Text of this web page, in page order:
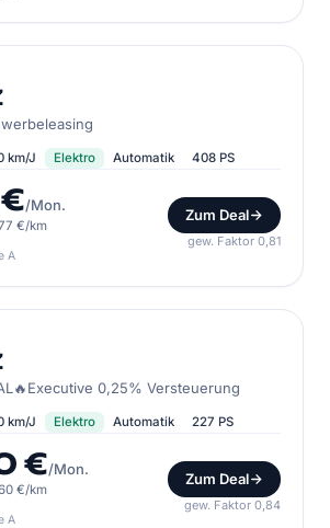
km/J Elektro Automatik 408 PS
/Mon.
€/km
Zum Deal
gew. Faktor 0,81
A
0,25% Versteuerung
km/J Elektro Automatik 227 PS
€/Mon.
€/km
Zum Deal
gew. Faktor 0,84
A